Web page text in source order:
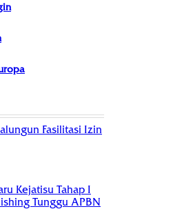
Fasilitasi Izin
Kejatisu Tahap I
Tunggu APBN